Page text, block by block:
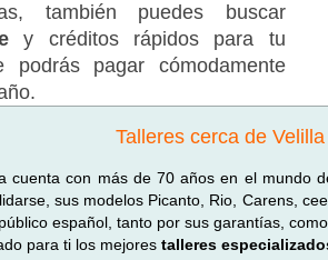
también puedes buscar
y créditos rápidos para tu
podrás pagar cómodamente
Talleres cerca de
cuenta con más de 70 años en el mundo
sus modelos Picanto, Rio, Carens,
español, tanto por sus garantías,
para ti los mejores talleres